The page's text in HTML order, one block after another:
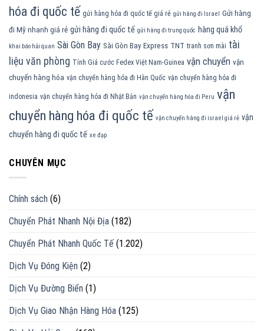
hóa đi quốc tế gửi hàng hóa đi quốc tế giá rẻ gửi hàng đi Israel Gửi hàng
đi Mỹ nhanh giá rẻ gửi hàng đi quốc tế gửi hàng đi trung quốc hàng quá khổ
khai báo hải quan Sài Gòn Bay Sài Gòn Bay Express TNT tranh sơn mài tài
liệu văn phòng Tính Giá cước Fedex Việt Nam-Guinea vận chuyển vận
chuyển hàng hóa vận chuyển hàng hóa đi Hàn Quốc vận chuyển hàng hóa đi
indonesia vận chuyển hàng hóa đi Nhật Bản vận chuyển hàng hóa đi Peru vận
chuyển hàng hóa đi quốc tế vận chuyển hàng đi israel giá rẻ vận
chuyển hàng đi quốc tế xe đạp
CHUYÊN MỤC
Chính sách (6)
Chuyển Phát Nhanh Nội Địa (182)
Chuyển Phát Nhanh Quốc Tế (1.202)
Dịch Vụ Đóng Kiện (2)
Dịch Vụ Đường Biển (1)
Dịch Vụ Giao Nhận Hàng Hóa (125)